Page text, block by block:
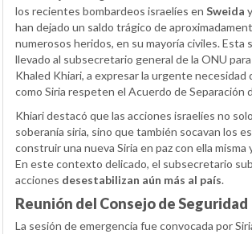
los recientes bombardeos israelíes en Sweida y
han dejado un saldo trágico de
numerosos heridos, en su mayoría civiles. Esta
llevado al subsecretario general de la ONU
Khaled Khiari, a expresar la urgente
como Siria respeten el Acuerdo de Separación
Khiari destacó que las acciones israelíes no
soberanía siria, sino que también socavan los
construir una nueva Siria en paz con ella misma
En este contexto delicado, el subsecretario
acciones desestabilizan aún más al país.
Reunión del Consejo de Seguridad
La sesión de emergencia fue convocada por